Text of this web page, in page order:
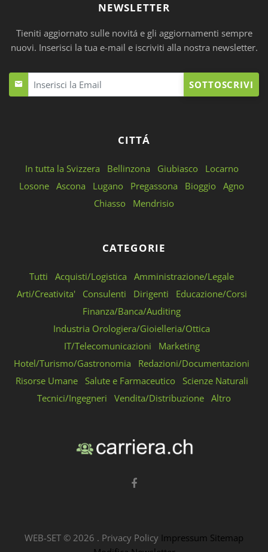
NEWSLETTER
Tieniti aggiornato sulle novitá e gli aggiornamenti sempre
nuovi. Inserisci la tua e-mail e iscriviti alla nostra newsletter.
SOTTOSCRIVI
CITTÁ
In tutta la Svizzera Bellinzona Giubiasco
Locarno
Losone Ascona Lugano Pregassona Bioggio Agno
Chiasso
Mendrisio
CATEGORIE
Tutti Acquisti/Logistica
Amministrazione/Legale
Arti/Creativita'
Consulenti Dirigenti
Educazione/Corsi
Finanza/Banca/Auditing
Industria Orologiera/Gioielleria/Ottica
IT/Telecomunicazioni
Marketing
Hotel/Turismo/Gastronomia
Redazioni/Documentazioni
Risorse Umane
Salute e Farmaceutico
Scienze Naturali
Tecnici/Ingegneri
Vendita/Distribuzione Altro
WEB-SET © 2026 . Privacy Policy Impressum Sitemap